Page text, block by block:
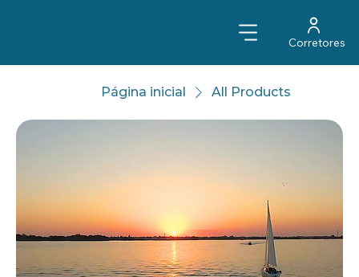
Corretores
Página inicial All Products